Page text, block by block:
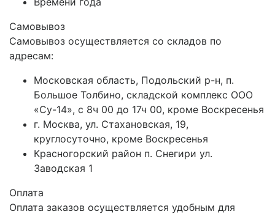
Самовывоз
Самовывоз осуществляется со складов по
адресам:
Московская область, Подольский р-н, п.
Большое Толбино, складской комплекс ООО
«Су-14», с 8ч 00 до 17ч 00, кроме Воскресенья
г. Москва, ул. Стахановская, 19,
круглосуточно, кроме Воскресенья
Красногорский район п. Снегири ул.
Заводская 1
Оплата
Оплата заказов осуществляется удобным для